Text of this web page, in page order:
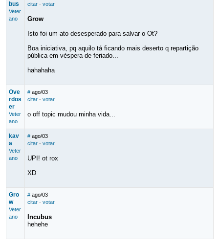
bus
Veter
ano
citar· votar
Grow
Isto foi um ato desesperado para salvar o Ot?
Boa iniciativa, pq aquilo tá ficando mais deserto q repartição
pública em véspera de feriado...
hahahaha
Ove
rdos
er
Veter
ano
# ago/03
citar· votar
o off topic mudou minha vida...
kav
a
Veter
ano
# ago/03
citar· votar
UPI! ot rox
XD
Gro
w
Veter
ano
# ago/03
citar· votar
Incubus
hehehe